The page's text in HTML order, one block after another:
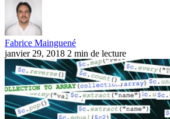
Fabrice Mainguené
janvier 29, 2018 2 min de lecture